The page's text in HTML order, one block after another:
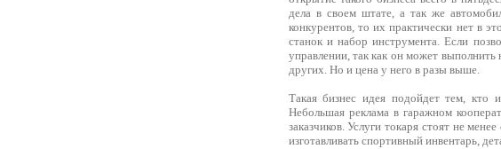
дела в своем штате, а так же
конкурентов, то их практически нет в
станок и набор инструмента. Если
управлении, так как он может
других. Но и цена у него в разы выше.
Такая бизнес идея подойдет тем, кто
Небольшая реклама в гаражном
заказчиков. Услуги токаря стоят не
изготавливать спортивный инвентарь,